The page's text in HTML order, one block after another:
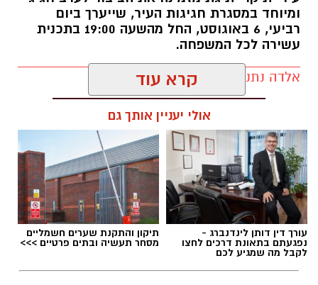
והפנאי שמתקיימות בקריית גת במהלך החופש
הגדול, ומציעות בילוי מהנה לילדים, בני נוער והורים
לרכישת כרטיסים ולקבלת מידע נוסף ניתן להיכנס
לקישור שפרסמה העירייה:
https://did.li/2Xa1H
יש לכם מידע חשוב שטרם נחשף? צילומים מאירוע
חדשותי? מצאתם טעות בכתבה? נשמח שתשתפו
אותנו
ומיוחד במסגרת חגיגות העיר, שייערך ביום
רביעי, 6 באוגוסט, החל מהשעה 19:00 בתכנית
עשירה לכל המשפחה.
אלדה נתנאל / 10:48 21.07.26
תגים:קריית גת חוגגת 70
את האירוע תנחהגאולה אבן, ועל הבמה יופיעו
בזה אחר זהנסרין קדרי ליאור נרקיסואומן
הילדיםדוד חיים
קרא עוד
אולי יעניין אותך גם
עורך דין דותן לינדנברג -
נפגעתם בתאונת דרכים לחצו
לקבל מה שמגיע לכם
תיקון והתקנת שערים חשמליים
מסחר תעשיה ובתים פרטיים >>>